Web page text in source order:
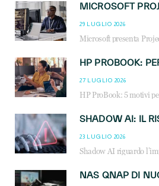
29 LUGLIO 2026
27 LUGLIO 2026
23 LUGLIO 2026